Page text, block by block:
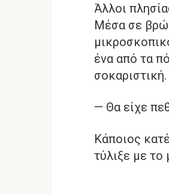
Άλλοι
Μέσα σε
ένα από τα
σοκαριστική.
— Θα είχε
Κάποιος
τύλιξε με το